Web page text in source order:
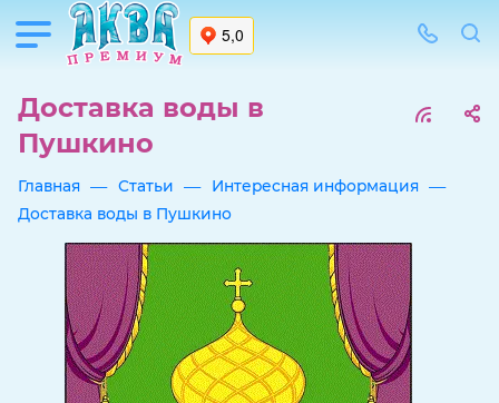
Доставка воды в
Пушкино
Главная — Статьи — Интересная информация —
Доставка воды в Пушкино